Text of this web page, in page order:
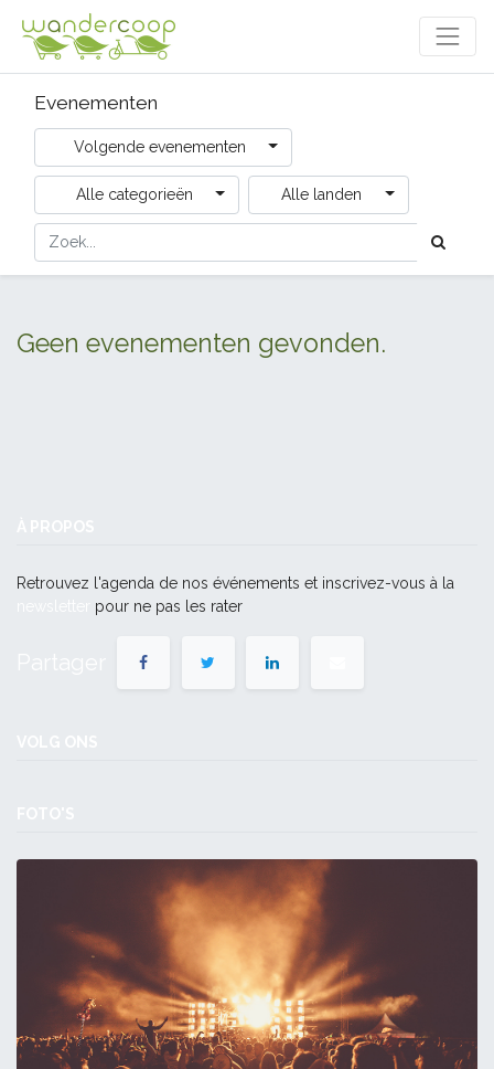
Evenementen
Volgende evenementen
Alle categorieën Alle landen
Geen evenementen gevonden.
Retrouvez l'agenda de nos événements et inscrivez-vous à la
pour ne pas les rater